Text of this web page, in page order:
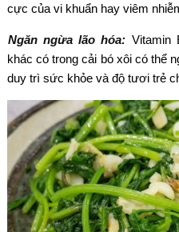
cực của vi khuẩn hay viêm
Ngăn ngừa lão hóa: Vitamin
khác có trong cải bó xôi có thể
duy trì sức khỏe và độ tươi trẻ